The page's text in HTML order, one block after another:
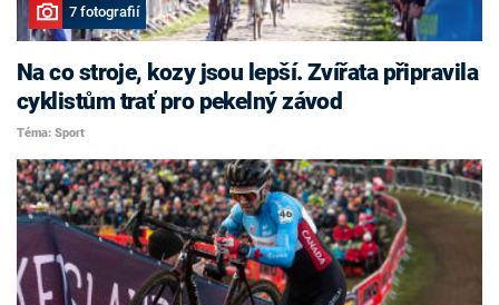
7 fotografií
Na co stroje, kozy jsou lepší. Zvířata připravila
cyklistům trať pro pekelný závod
Téma: Sport